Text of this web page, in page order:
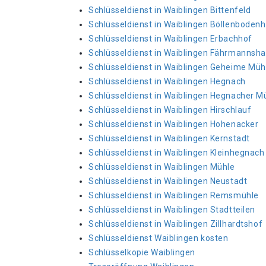
Schlüsseldienst in Waiblingen Bittenfeld
Schlüsseldienst in Waiblingen
Schlüsseldienst in Waiblingen Erbachhof
Schlüsseldienst in Waiblingen
Schlüsseldienst in Waiblingen Geheime
Schlüsseldienst in Waiblingen Hegnach
Schlüsseldienst in Waiblingen Hegnacher
Schlüsseldienst in Waiblingen Hirschlauf
Schlüsseldienst in Waiblingen Hohenacker
Schlüsseldienst in Waiblingen Kernstadt
Schlüsseldienst in Waiblingen Kleinhegnach
Schlüsseldienst in Waiblingen Mühle
Schlüsseldienst in Waiblingen Neustadt
Schlüsseldienst in Waiblingen Remsmühle
Schlüsseldienst in Waiblingen Stadtteilen
Schlüsseldienst in Waiblingen Zillhardtshof
Schlüsseldienst Waiblingen kosten
Schlüsselkopie Waiblingen